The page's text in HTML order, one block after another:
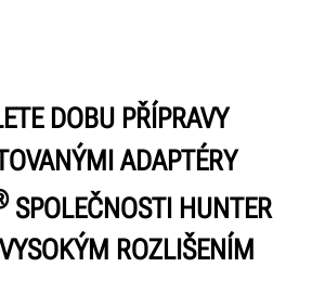
DOBU PŘÍPRAVY
ADAPTÉRY
SPOLEČNOSTI HUNTER
ROZLIŠENÍM